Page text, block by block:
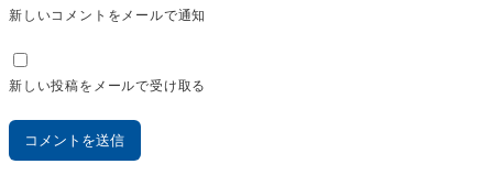
新しいコメントをメールで通知
新しい投稿をメールで受け取る